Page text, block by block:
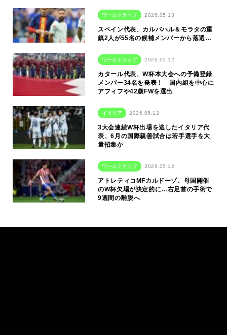
ワールドカップ 2026.05.13
スペイン代表、カルバハル＆モラタの重
鎮2人が55名の候補メンバーから落選…
ワールドカップ 2026.05.12
カタール代表、W杯本大会への予備登録
メンバー34名を発表！ 国内組を中心に
アフィフや42歳FWを選出
イタリア 2026.05.12
3大会連続W杯出場を逃したイタリア代
表、6月の国際親善試合は若手選手を大
量招集か
ワールドカップ 2026.05.12
アトレティコMFカルドーゾ、母国開催
のW杯欠場が決定的に…右足首の手術で
9週間の離脱へ